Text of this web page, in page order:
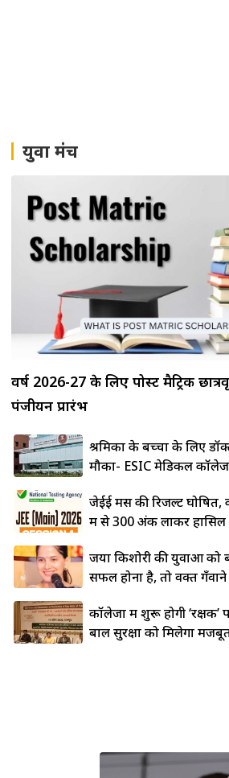
युवा मंच
वर्ष 2026-27 के लिए पोस्ट मैट्रिक
पंजीयन प्रारंभ
श्रमिकों के बच्चों के लिए
मौका- ESIC मेडिकल
जेईई मेंस की रिजल्ट घोषित,
में से 300 अंक लाकर हासिल
जया किशोरी की युवाओं को
सफल होना है, तो वक्त गँवाने
कॉलेजों में शुरू होगी ‘रक्षक’
बाल सुरक्षा को मिलेगा